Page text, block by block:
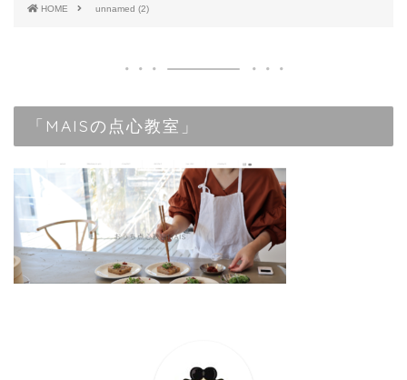
HOME unnamed (2)
「MAISの点心教室」